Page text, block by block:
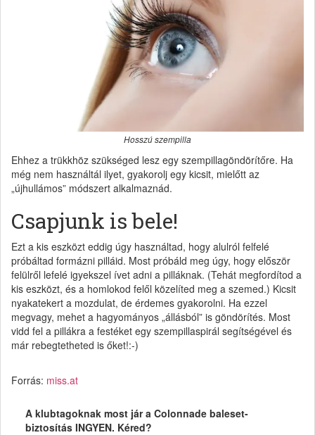
Hosszú szempilla
Ehhez a trükkhöz szükséged lesz egy szempillagöndörítőre. Ha
még nem használtál ilyet, gyakorolj egy kicsit, mielőtt az
„újhullámos” módszert alkalmaznád.
Csapjunk is bele!
Ezt a kis eszközt eddig úgy használtad, hogy alulról felfelé
próbáltad formázni pilláid. Most próbáld meg úgy, hogy először
felülről lefelé igyekszel ívet adni a pilláknak. (Tehát megfordítod a
kis eszközt, és a homlokod felől közelíted meg a szemed.) Kicsit
nyakatekert a mozdulat, de érdemes gyakorolni. Ha ezzel
megvagy, mehet a hagyományos „állásból” is göndörítés. Most
vidd fel a pillákra a festéket egy szempillaspirál segítségével és
már rebegtetheted is őket!:-)
Forrás: miss.at
A klubtagoknak most jár a Colonnade baleset-
biztosítás INGYEN. Kéred?